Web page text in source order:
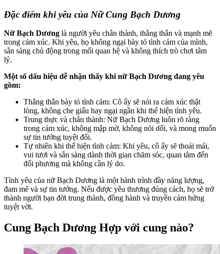
Đặc điểm khi yêu của Nữ Cung Bạch Dương
Nữ Bạch Dương là người yêu chân thành, thẳng thắn và mạnh mẽ
trong cảm xúc. Khi yêu, họ không ngại bày tỏ tình cảm của mình,
sẵn sàng chủ động trong mối quan hệ và không thích trò chơi tâm
lý.
Một số dấu hiệu dễ nhận thấy khi nữ Bạch Dương đang yêu
gồm:
Thẳng thắn bày tỏ tình cảm: Cô ấy sẽ nói ra cảm xúc thật
lòng, không che giấu hay ngại ngần khi thể hiện tình yêu.
Trung thực và chân thành: Nữ Bạch Dương luôn rõ ràng
trong cảm xúc, không mập mờ, không nói dối, và mong muốn
sự tin tưởng tuyệt đối.
Tự nhiên khi thể hiện tình cảm: Khi yêu, cô ấy sẽ thoải mái,
vui tươi và sẵn sàng dành thời gian chăm sóc, quan tâm đến
đối phương mà không cần lý do.
Tình yêu của nữ Bạch Dương là một hành trình đầy năng lượng,
đam mê và sự tin tưởng. Nếu được yêu thương đúng cách, họ sẽ trở
thành người bạn đời trung thành, đồng hành và truyền cảm hứng
tuyệt vời.
Cung Bạch Dương Hợp với cung nào?